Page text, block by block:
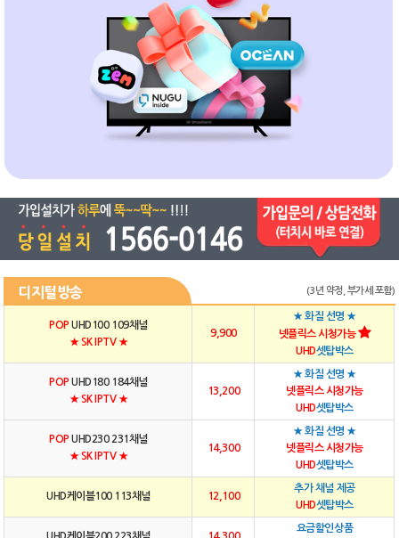
디지털방송 (3년 약정, 부가세 포함)
POP UHD100 109채널
★ SK IPTV ★
9,900
★ 화질 선명 ★
넷플릭스 시청가능
UHD셋탑박스
POP UHD180 184채널
★ SK IPTV ★
13,200
★ 화질 선명 ★
넷플릭스 시청가능
UHD셋탑박스
POP UHD230 231채널
★ SK IPTV ★
14,300
★ 화질 선명 ★
넷플릭스 시청가능
UHD셋탑박스
UHD케이블100 113채널 12,100
추가 채널 제공
UHD셋탑박스
요금할인상품